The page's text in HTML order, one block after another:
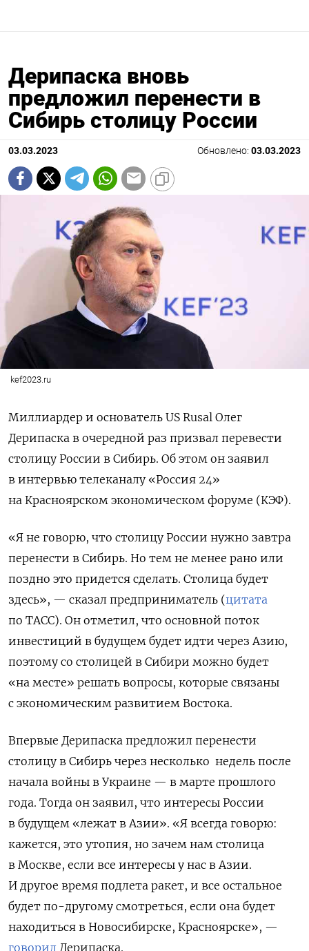
Дерипаска вновь
предложил перенести в
Сибирь столицу России
03.03.2023 Обновлено: 03.03.2023
kef2023.ru
Миллиардер и основатель US Rusal Олег
Дерипаска в очередной раз призвал перевести
столицу России в Сибирь. Об этом он заявил
в интервью телеканалу «Россия 24»
на Красноярском экономическом форуме (КЭФ).
«Я не говорю, что столицу России нужно завтра
перенести в Сибирь. Но тем не менее рано или
поздно это придется сделать. Столица будет
здесь», — сказал предприниматель (цитата
по ТАСС). Он отметил, что основной поток
инвестиций в будущем будет идти через Азию,
поэтому со столицей в Сибири можно будет
«на месте» решать вопросы, которые связаны
с экономическим развитием Востока.
Впервые Дерипаска предложил перенести
столицу в Сибирь через несколько недель после
начала войны в Украине — в марте прошлого
года. Тогда он заявил, что интересы России
в будущем «лежат в Азии». «Я всегда говорю:
кажется, это утопия, но зачем нам столица
в Москве, если все интересы у нас в Азии.
И другое время подлета ракет, и все остальное
будет по-другому смотреться, если она будет
находиться в Новосибирске, Красноярске», —
говорил Дерипаска.